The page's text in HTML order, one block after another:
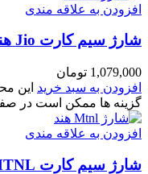
افزودن به علاقه مندی
شارژ سیم کارت Jio هند
1,079,000 تومان
افزودن به سبد خرید این
گزینه ها ممکن است در
افزودن به علاقه مندی
شارژ سیم کارت MTNL هند